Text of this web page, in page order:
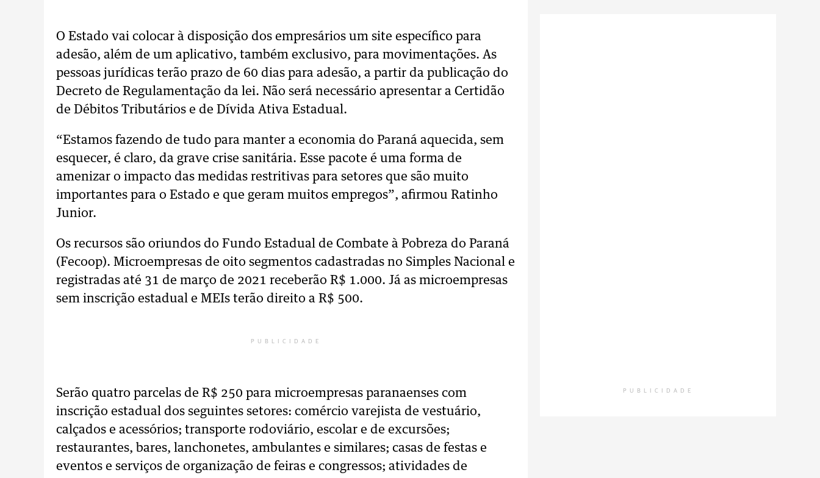
O Estado vai colocar à disposição dos empresários um site específico para
adesão, além de um aplicativo, também exclusivo, para movimentações. As
pessoas jurídicas terão prazo de 60 dias para adesão, a partir da publicação do
Decreto de Regulamentação da lei. Não será necessário apresentar a Certidão
de Débitos Tributários e de Dívida Ativa Estadual.
“Estamos fazendo de tudo para manter a economia do Paraná aquecida, sem
esquecer, é claro, da grave crise sanitária. Esse pacote é uma forma de
amenizar o impacto das medidas restritivas para setores que são muito
importantes para o Estado e que geram muitos empregos”, afirmou Ratinho
Junior.
Os recursos são oriundos do Fundo Estadual de Combate à Pobreza do Paraná
(Fecoop). Microempresas de oito segmentos cadastradas no Simples Nacional e
registradas até 31 de março de 2021 receberão R$ 1.000. Já as microempresas
sem inscrição estadual e MEIs terão direito a R$ 500.
PUBLICIDADE
Serão quatro parcelas de R$ 250 para microempresas paranaenses com
inscrição estadual dos seguintes setores: comércio varejista de vestuário,
calçados e acessórios; transporte rodoviário, escolar e de excursões;
restaurantes, bares, lanchonetes, ambulantes e similares; casas de festas e
eventos e serviços de organização de feiras e congressos; atividades de
PUBLICIDADE